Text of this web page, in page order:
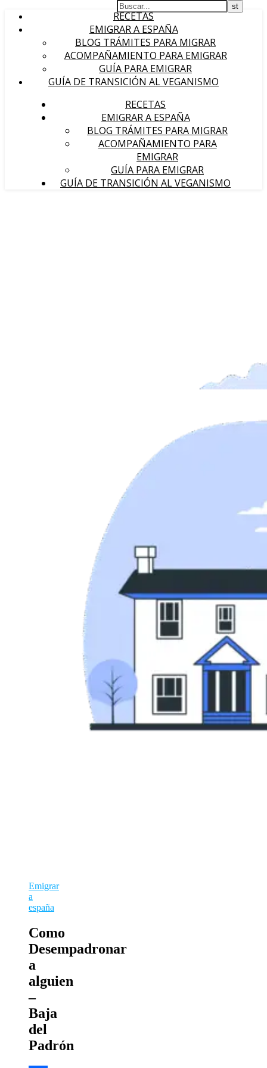
RECETAS
EMIGRAR A ESPAÑA
BLOG TRÁMITES PARA MIGRAR
ACOMPAÑAMIENTO PARA EMIGRAR
GUÍA PARA EMIGRAR
GUÍA DE TRANSICIÓN AL VEGANISMO
RECETAS
EMIGRAR A ESPAÑA
BLOG TRÁMITES PARA MIGRAR
ACOMPAÑAMIENTO PARA
EMIGRAR
GUÍA PARA EMIGRAR
GUÍA DE TRANSICIÓN AL VEGANISMO
Emigrar
a
españa
Como
Desempadronar
a
alguien
–
Baja
del
Padrón